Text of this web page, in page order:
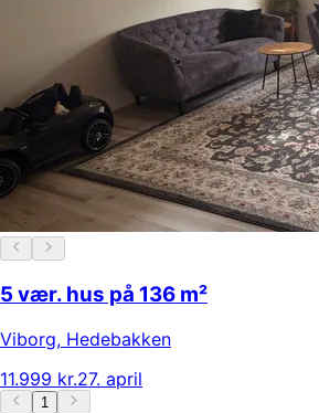
5 vær. hus på 136 m²
Viborg, Hedebakken
11.999 kr.27. april
1